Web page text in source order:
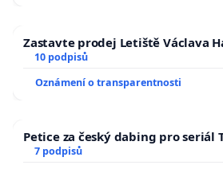
Zastavte prodej Letiště Václava
10 podpisů
Oznámení o transparentnosti
Petice za český dabing pro seriál
7 podpisů